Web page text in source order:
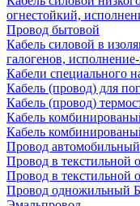
огнестойкий,
Провод бытовой
Кабель силовой в
галогенов,
Кабели специального
Кабель (провод) для
Кабель (провод)
Кабель
Кабель
Провод автомобильный
Провод в текстильной
Провод в текстильной
Провод одножильный